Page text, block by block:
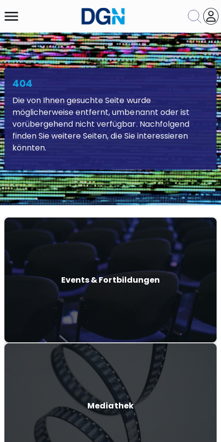
Themengebiet
Suche Zurücksetzen
menu
404
Die von Ihnen gesuchte Seite wurde
möglicherweise entfernt, umbenannt oder ist
vorübergehend nicht verfügbar. Nachfolgend
finden Sie weitere Seiten, die Sie interessieren
könnten.
Events & Fortbildungen
Mediathek